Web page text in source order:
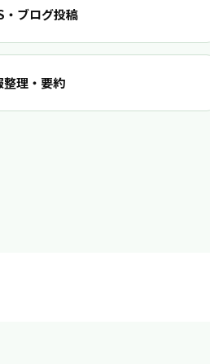
・ブログ投稿
整理・要約